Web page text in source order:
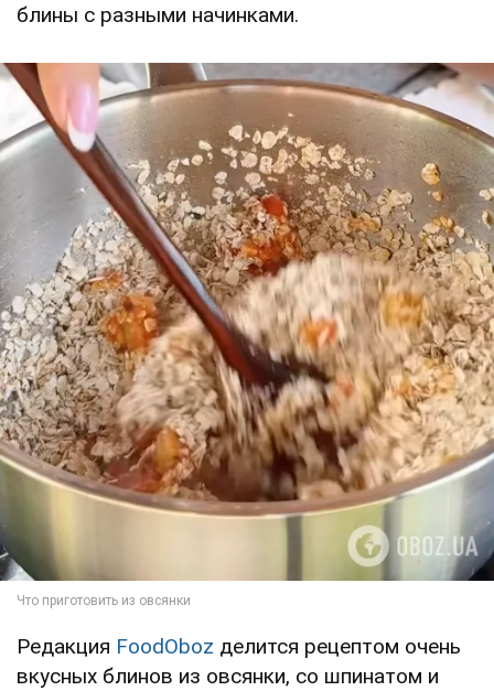
блины с разными начинками.
Редакция FoodOboz делится рецептом очень
вкусных блинов из овсянки, со шпинатом и